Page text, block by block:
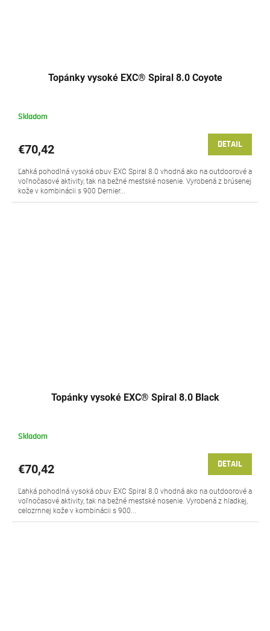
Topánky vysoké EXC® Spiral 8.0 Coyote
Skladom
€70,42 DETAIL
Ľahká pohodlná vysoká obuv EXC Spiral 8.0 vhodná ako na outdoorové a
voľnočasové aktivity, tak na bežné mestské nosenie. Vyrobená z brúsenej
kože v kombinácii s 900 Dernier...
Topánky vysoké EXC® Spiral 8.0 Black
Skladom
€70,42 DETAIL
Ľahká pohodlná vysoká obuv EXC Spiral 8.0 vhodná ako na outdoorové a
voľnočasové aktivity, tak na bežné mestské nosenie. Vyrobená z hladkej,
celozrnnej kože v kombinácii s 900...